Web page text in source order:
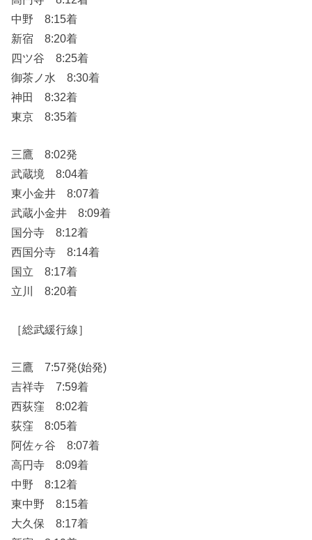
中野 8:15着
新宿 8:20着
四ツ谷 8:25着
御茶ノ水 8:30着
神田 8:32着
東京 8:35着
三鷹 8:02発
武蔵境 8:04着
東小金井 8:07着
武蔵小金井 8:09着
国分寺 8:12着
西国分寺 8:14着
国立 8:17着
立川 8:20着
［総武緩行線］
三鷹 7:57発(始発)
吉祥寺 7:59着
西荻窪 8:02着
荻窪 8:05着
阿佐ヶ谷 8:07着
高円寺 8:09着
中野 8:12着
東中野 8:15着
大久保 8:17着